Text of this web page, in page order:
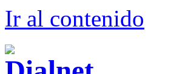
Ir al contenido